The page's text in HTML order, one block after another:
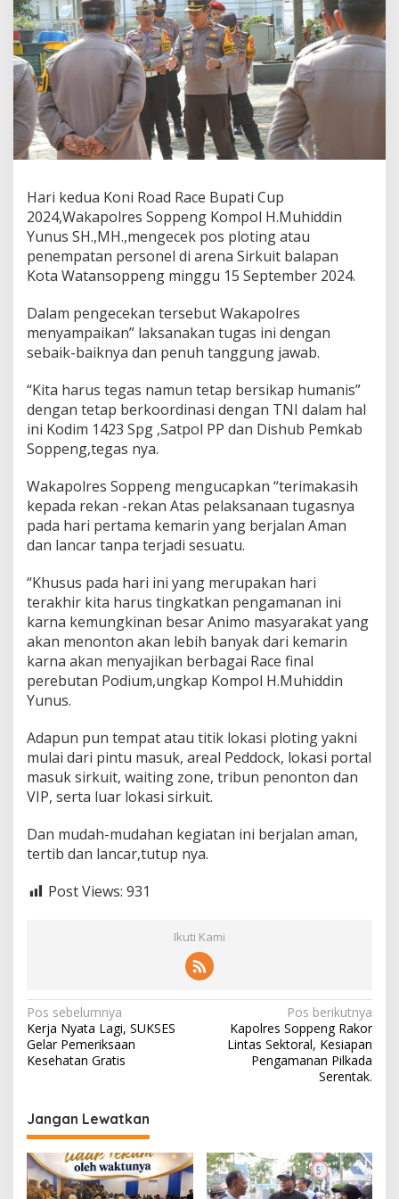
Pos
Ploting
Hari kedua Koni Road Race Bupati Cup
2024,Wakapolres Soppeng Kompol H.Muhiddin
Yunus SH.,MH.,mengecek pos ploting atau
penempatan personel di arena Sirkuit balapan
Kota Watansoppeng minggu 15 September 2024.
Dalam pengecekan tersebut Wakapolres
menyampaikan” laksanakan tugas ini dengan
sebaik-baiknya dan penuh tanggung jawab.
“Kita harus tegas namun tetap bersikap humanis”
dengan tetap berkoordinasi dengan TNI dalam hal
ini Kodim 1423 Spg ,Satpol PP dan Dishub Pemkab
Soppeng,tegas nya.
Wakapolres Soppeng mengucapkan “terimakasih
kepada rekan -rekan Atas pelaksanaan tugasnya
pada hari pertama kemarin yang berjalan Aman
dan lancar tanpa terjadi sesuatu.
“Khusus pada hari ini yang merupakan hari
terakhir kita harus tingkatkan pengamanan ini
karna kemungkinan besar Animo masyarakat yang
akan menonton akan lebih banyak dari kemarin
karna akan menyajikan berbagai Race final
perebutan Podium,ungkap Kompol H.Muhiddin
Yunus.
Adapun pun tempat atau titik lokasi ploting yakni
mulai dari pintu masuk, areal Peddock, lokasi portal
masuk sirkuit, waiting zone, tribun penonton dan
VIP, serta luar lokasi sirkuit.
Dan mudah-mudahan kegiatan ini berjalan aman,
tertib dan lancar,tutup nya.
Post Views: 931
Ikuti Kami
Navigasi
pos
Pos sebelumnya
Kerja Nyata Lagi, SUKSES
Gelar Pemeriksaan
Kesehatan Gratis
Pos berikutnya
Kapolres Soppeng Rakor
Lintas Sektoral, Kesiapan
Pengamanan Pilkada
Serentak.
Jangan Lewatkan